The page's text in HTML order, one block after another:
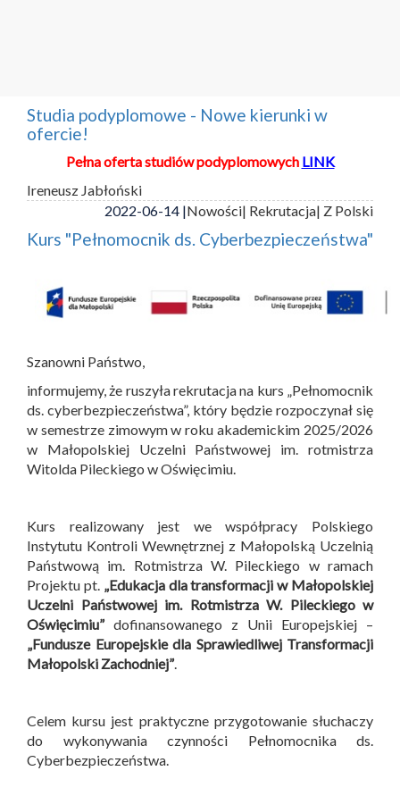
Studia podyplomowe - Nowe kierunki w
ofercie!
Pełna oferta studiów podyplomowych LINK
Ireneusz Jabłoński
2022-06-14 |Nowości| Rekrutacja| Z Polski
Kurs "Pełnomocnik ds. Cyberbezpieczeństwa"
Szanowni Państwo,
informujemy, że ruszyła rekrutacja na kurs „Pełnomocnik
ds. cyberbezpieczeństwa”, który będzie rozpoczynał się
w semestrze zimowym w roku akademickim 2025/2026
w Małopolskiej Uczelni Państwowej im. rotmistrza
Witolda Pileckiego w Oświęcimiu.
Kurs realizowany jest we współpracy Polskiego
Instytutu Kontroli Wewnętrznej z Małopolską Uczelnią
Państwową im. Rotmistrza W. Pileckiego w ramach
Projektu pt. „Edukacja dla transformacji w Małopolskiej
Uczelni Państwowej im. Rotmistrza W. Pileckiego w
Oświęcimiu”dofinansowanego z Unii Europejskiej –
„Fundusze Europejskie dla Sprawiedliwej Transformacji
Małopolski Zachodniej”.
Celem kursu jest praktyczne przygotowanie słuchaczy
do wykonywania czynności Pełnomocnika ds.
Cyberbezpieczeństwa.